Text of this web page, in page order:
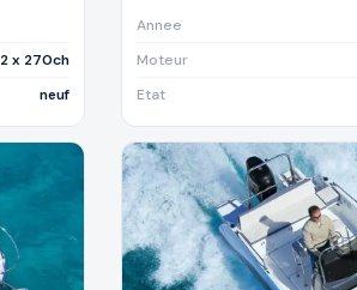
2 x 270ch
neuf
Annee
Moteur
Etat